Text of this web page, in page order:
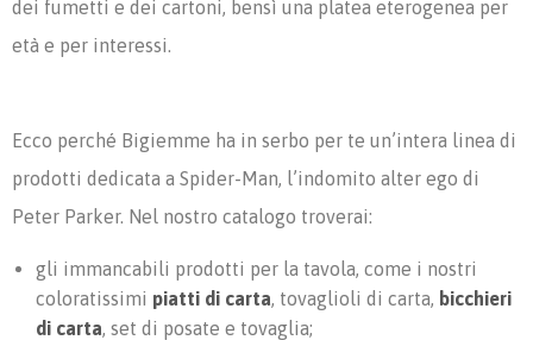
dei fumetti e dei cartoni, bensì una platea eterogenea per
età e per interessi.
Ecco perché Bigiemme ha in serbo per te un’intera linea di
prodotti dedicata a Spider-Man, l’indomito alter ego di
Peter Parker. Nel nostro catalogo troverai:
gli immancabili prodotti per la tavola, come i nostri
coloratissimi piatti di carta, tovaglioli di carta, bicchieri
di carta, set di posate e tovaglia;